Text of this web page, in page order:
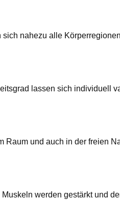
nahezu alle
lassen sich individuell
und auch in der freien
werden gestärkt und